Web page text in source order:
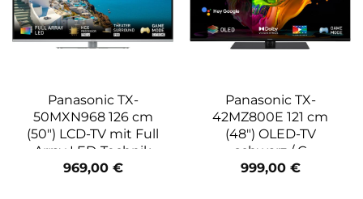
Panasonic TX-
50MXN968 126 cm
(50″) LCD-TV mit Full
Array LED-Technik
silber / G
969,00 €
Panasonic TX-
42MZ800E 121 cm
(48″) OLED-TV
schwarz / G
999,00 €